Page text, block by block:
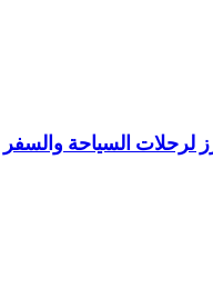
السياحة والسفر